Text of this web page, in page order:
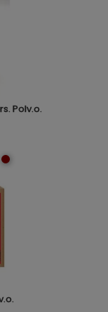
Polv.o.